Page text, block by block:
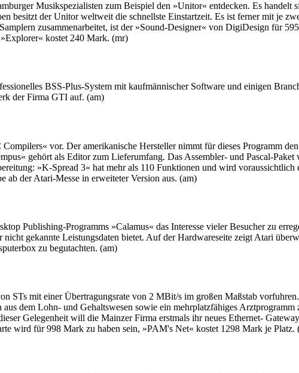
Musikspezialisten zum Beispiel den »Unitor« entdecken. Es handelt
besitzt der Unitor weltweit die schnellste Einstartzeit. Es ist ferner mit je
zusammenarbeitet, ist der »Sound-Designer« von DigiDesign für
kostet 240 Mark. (mr)
BSS-Plus-System mit kaufmännischer Software und einigen
der Firma GTI auf. (am)
vor. Der amerikanische Hersteller nimmt für dieses Programm
gehört als Editor zum Lieferumfang. Das Assembler- und Pascal-
»K-Spread 3« hat mehr als 110 Funktionen und wird
der Atari-Messe in erweiteter Version aus. (am)
Publishing-Programms »Calamus« das Interesse vieler Besucher zu
nicht gekannte Leistungsdaten bietet. Auf der Hardwareseite zeigt Atari
zu begutachten. (am)
STs mit einer Übertragungsrate von 2 MBit/s im großen Maßstab
dem Lohn- und Gehaltswesen sowie ein mehrplatzfähiges
Gelegenheit will die Mainzer Firma erstmals ihr neues Ethernet-
wird für 998 Mark zu haben sein, »PAM's Net« kostet 1298 Mark je Platz.